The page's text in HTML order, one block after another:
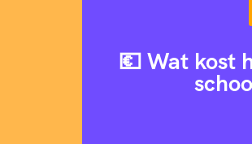
💶 Wat kost